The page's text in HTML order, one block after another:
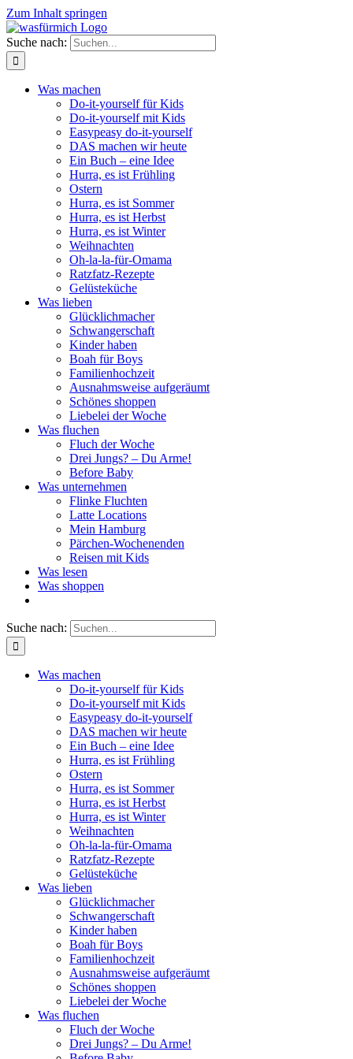
Zum Inhalt springen
Suche nach:
Was machen
Do-it-yourself für Kids
Do-it-yourself mit Kids
Easypeasy do-it-yourself
DAS machen wir heute
Ein Buch – eine Idee
Hurra, es ist Frühling
Ostern
Hurra, es ist Sommer
Hurra, es ist Herbst
Hurra, es ist Winter
Weihnachten
Oh-la-la-für-Omama
Ratzfatz-Rezepte
Gelüsteküche
Was lieben
Glücklichmacher
Schwangerschaft
Kinder haben
Boah für Boys
Familienhochzeit
Ausnahmsweise aufgeräumt
Schönes shoppen
Liebelei der Woche
Was fluchen
Fluch der Woche
Drei Jungs? – Du Arme!
Before Baby
Was unternehmen
Flinke Fluchten
Latte Locations
Mein Hamburg
Pärchen-Wochenenden
Reisen mit Kids
Was lesen
Was shoppen
Suche nach:
Was machen
Do-it-yourself für Kids
Do-it-yourself mit Kids
Easypeasy do-it-yourself
DAS machen wir heute
Ein Buch – eine Idee
Hurra, es ist Frühling
Ostern
Hurra, es ist Sommer
Hurra, es ist Herbst
Hurra, es ist Winter
Weihnachten
Oh-la-la-für-Omama
Ratzfatz-Rezepte
Gelüsteküche
Was lieben
Glücklichmacher
Schwangerschaft
Kinder haben
Boah für Boys
Familienhochzeit
Ausnahmsweise aufgeräumt
Schönes shoppen
Liebelei der Woche
Was fluchen
Fluch der Woche
Drei Jungs? – Du Arme!